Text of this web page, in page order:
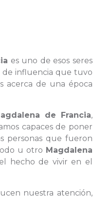
es uno de esos seres
de influencia que tuvo
acerca de una época
de Francia,
capaces de poner
personas que fueron
u otro Magdalena
hecho de vivir en el
nuestra atención,